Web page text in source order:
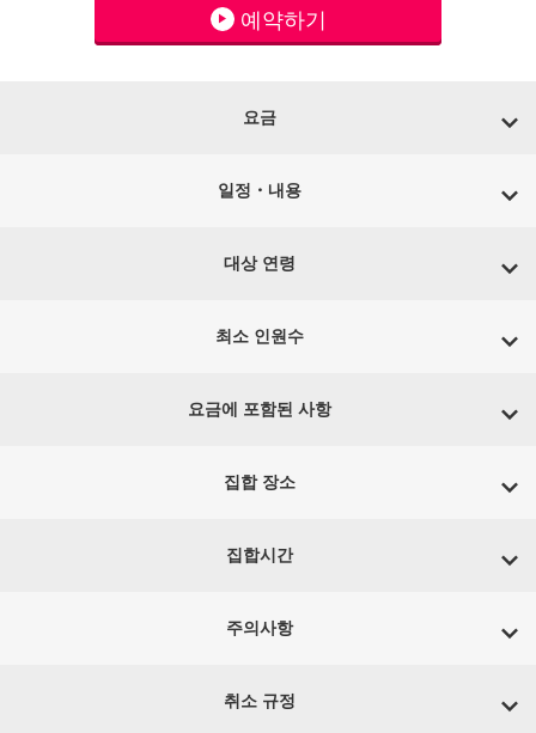
예약하기
요금
일정・내용
대상 연령
최소 인원수
요금에 포함된 사항
집합 장소
집합시간
주의사항
취소 규정